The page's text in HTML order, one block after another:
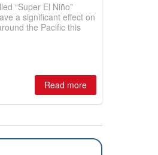
“Super El Niño”
a significant effect on
the Pacific this
Read more